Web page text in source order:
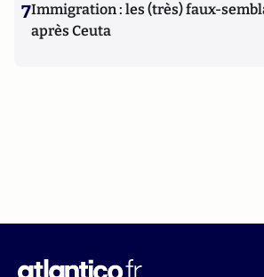
7Immigration : les (très) faux-
après Ceuta